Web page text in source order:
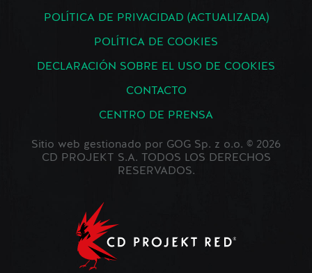
POLÍTICA DE PRIVACIDAD (ACTUALIZADA)
POLÍTICA DE COOKIES
DECLARACIÓN SOBRE EL USO DE COOKIES
CONTACTO
CENTRO DE PRENSA
Sitio web gestionado por GOG Sp. z o.o. © 2026
CD PROJEKT S.A. TODOS LOS DERECHOS
RESERVADOS.